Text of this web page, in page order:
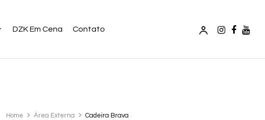
DZK Em Cena Contato
Home Área Externa Cadeira Brava